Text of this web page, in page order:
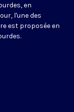
en
l'une des
est proposée en